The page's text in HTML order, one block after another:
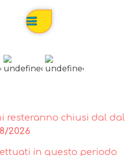
resteranno chiusi dal dal
2026
in questo periodo